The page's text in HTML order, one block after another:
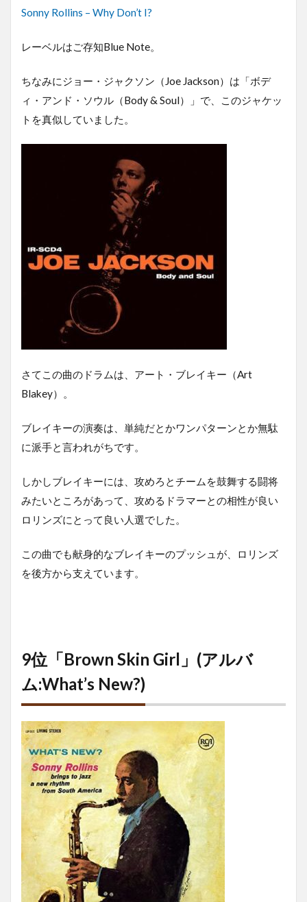
Sonny Rollins – Why Don’t I?
レーベルはご存知Blue Note。
ちなみにジョー・ジャクソン（Joe Jackson）は「ボデ
ィ・アンド・ソウル（Body & Soul）」で、このジャケッ
トを真似していました。
さてこの曲のドラムは、アート・ブレイキー（Art
Blakey）。
ブレイキーの演奏は、単純だとかワンパターンとか無駄
に派手と言われがちです。
しかしブレイキーには、攻めろとチームを鼓舞する闘将
みたいところがあって、攻めるドラマーとの相性が良い
ロリンズにとって良い人選でした。
この曲でも献身的なブレイキーのプッシュが、ロリンズ
を後方から支えています。
9位「Brown Skin Girl」(アルバ
ム:What’s New?)